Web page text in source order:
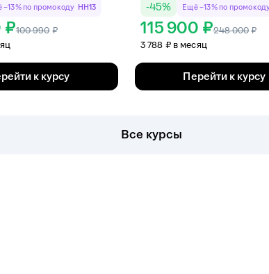
−13% по промокоду HH13
₽100 990 ₽
к курсу
-45% Ещё −13% по
115 900 ₽248 000 ₽
3 788 ₽ в месяц
Перейти к курсу
Все курсы
по специальной цене, используя